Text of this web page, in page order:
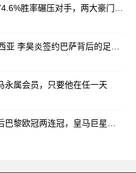
永属会员，只要他在任一天